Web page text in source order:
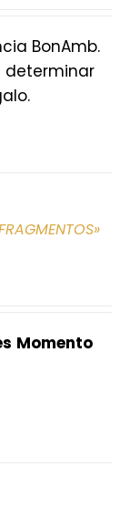
BonAmb.
determinar
Momento